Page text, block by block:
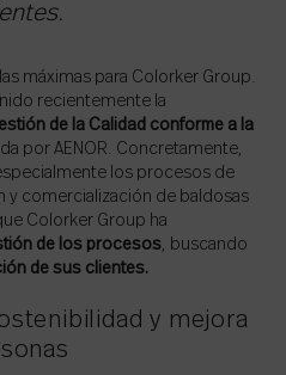
máximas para Colorker Group.
recientemente la
de la Calidad conforme a la
por AENOR. Concretamente,
los procesos de
y comercialización de baldosas
Colorker Group ha
de los procesos, buscando
de sus clientes.
y mejora